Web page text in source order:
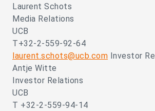
Laurent Schots
Media Relations
UCB
T+32-2-559-92-64
laurent.schots@ucb.com Investor
Antje Witte
Investor Relations
UCB
T +32-2-559-94-14